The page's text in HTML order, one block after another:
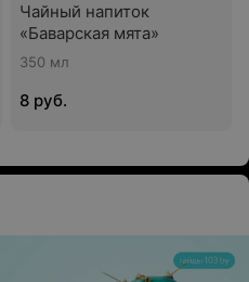
Чайный напиток
«Баварская мята»
350 мл
8 руб.